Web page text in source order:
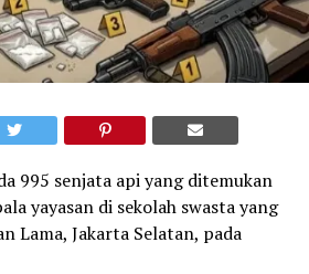
995 senjata api yang ditemukan
yayasan di sekolah swasta yang
Lama, Jakarta Selatan, pada